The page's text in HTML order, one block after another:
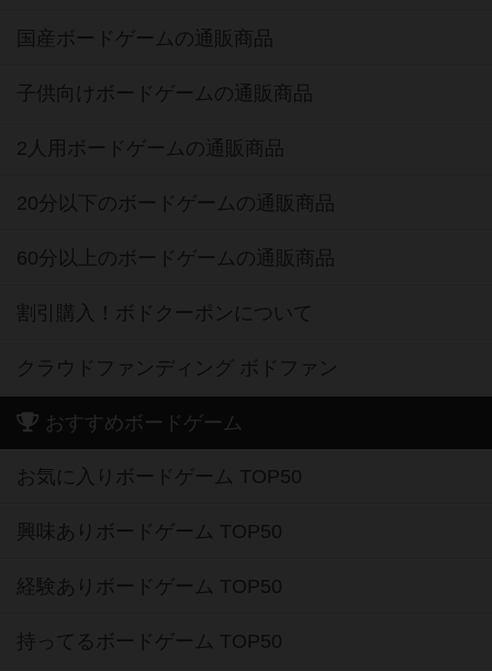
国産ボードゲームの通販商品
子供向けボードゲームの通販商品
2人用ボードゲームの通販商品
20分以下のボードゲームの通販商品
60分以上のボードゲームの通販商品
割引購入！ボドクーポンについて
クラウドファンディング ボドファン
おすすめボードゲーム
お気に入りボードゲーム TOP50
興味ありボードゲーム TOP50
経験ありボードゲーム TOP50
持ってるボードゲーム TOP50